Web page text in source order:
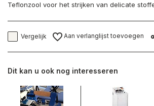
Teflonzool voor het strijken van delicate
Vergelijk Aan verlanglijst toevoegen
Dit kan u ook nog interesseren